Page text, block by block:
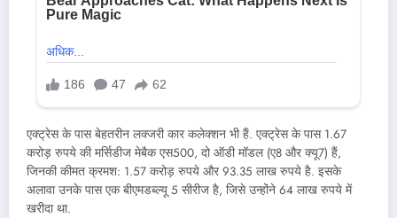
एक्ट्रेस के पास बेहतरीन लक्जरी कार कलेक्शन भी हैं. एक्ट्रेस के पास 1.67
करोड़ रुपये की मर्सिडीज मेबैक एस500, दो ऑडी मॉडल (ए8 और क्यू7) हैं,
जिनकी कीमत क्रमश: 1.57 करोड़ रुपये और 93.35 लाख रुपये है. इसके
अलावा उनके पास एक बीएमडब्ल्यू 5 सीरीज है, जिसे उन्होंने 64 लाख रुपये में
खरीदा था.